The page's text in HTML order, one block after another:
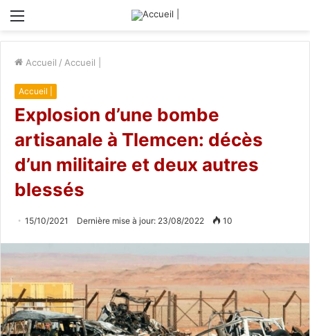
Menu
Accueil / Accueil |
Accueil |
Explosion d’une bombe
artisanale à Tlemcen: décès
d’un militaire et deux autres
blessés
15/10/2021 Dernière mise à jour: 23/08/2022 10